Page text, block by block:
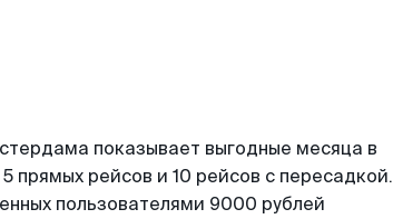
показывает выгодные месяца в
рейсов и 10 рейсов с пересадкой.
пользователями 9000 рублей